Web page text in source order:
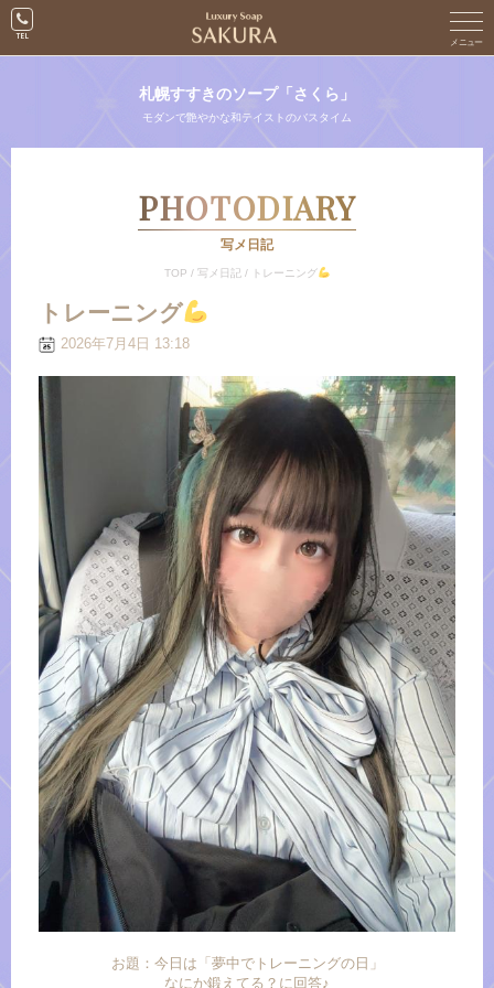
札幌すすきのソープ「さくら」
モダンで艶やかな和テイストのバスタイム
PHOTODIARY
写メ日記
TOP / 写メ日記 / トレーニング
トレーニング
2026年7月4日 13:18
お題：今日は「夢中でトレーニングの日」
なにか鍛えてる？に回答♪